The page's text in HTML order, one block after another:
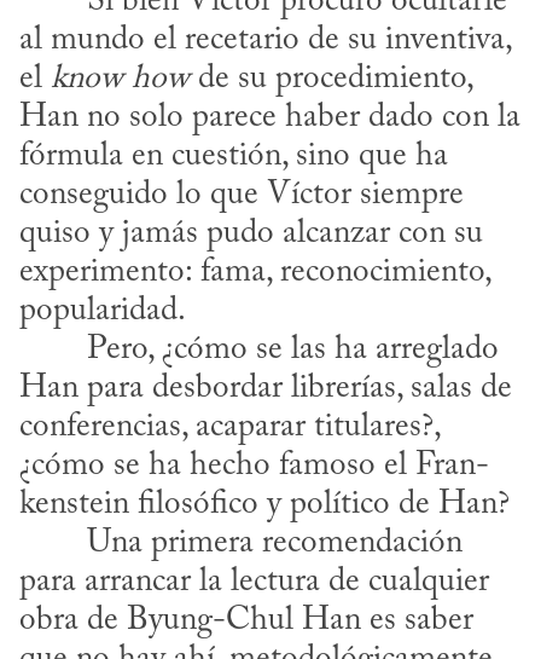
al mundo el recetario de su inventiva,
el know how de su procedimiento,
Han no solo parece haber dado con la
fórmula en cuestión, sino que ha
conseguido lo que Víctor siempre
quiso y jamás pudo alcanzar con su
experimento: fama, reconocimiento,
popularidad.
​
Han para desbordar librerías, salas de
conferencias, acaparar titulares?,
¿cómo se ha hecho famoso el Fran­
kenstein filosófico y político de Han?
para arrancar la lectura de cualquier
obra de Byung-Chul Han es saber